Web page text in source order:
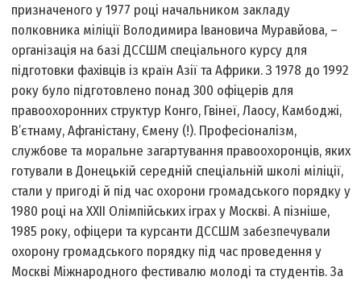
призначеного у 1977 році начальником закладу
полковника міліції Володимира Івановича Муравйова, –
організація на базі ДССШМ спеціального курсу для
підготовки фахівців із країн Азії та Африки. З 1978 до 1992
року було підготовлено понад 300 офіцерів для
правоохоронних структур Конго, Гвінеї, Лаосу, Камбоджі,
В’єтнаму, Афганістану, Ємену (!). Професіоналізм,
службове та моральне загартування правоохоронців, яких
готували в Донецькій середній спеціальній школі міліції,
стали у пригоді й під час охорони громадського порядку у
1980 році на ХХІІ Олімпійських іграх у Москві. А пізніше,
1985 року, офіцери та курсанти ДССШМ забезпечували
охорону громадського порядку під час проведення у
Москві Міжнародного фестивалю молоді та студентів. За